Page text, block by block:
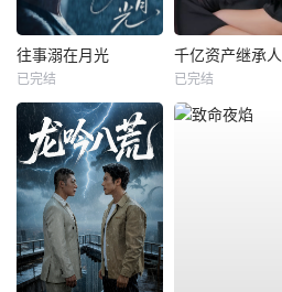
往事溺在月光
已完结
千亿资产继承人
已完结